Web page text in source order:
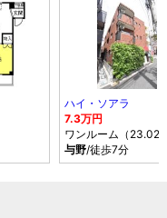
ハイ・ソアラ
7.3万円
ワンルーム（23.02
与野/徒歩7分